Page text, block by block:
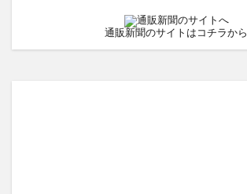
通販新聞のサイトはコチラから